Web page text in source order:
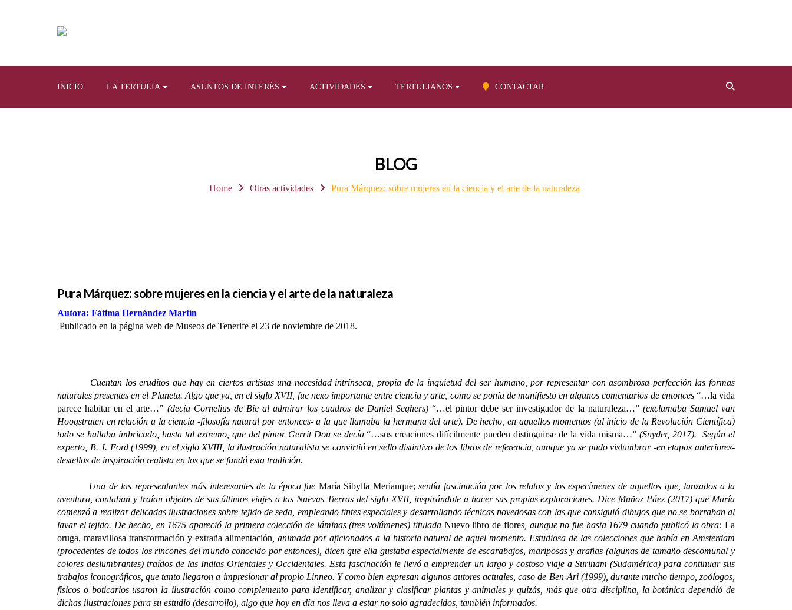
INICIO LA TERTULIA ASUNTOS DE INTERÉS ACTIVIDADES TERTULIANOS CONTACTAR
BLOG
Home Otras actividades Pura Márquez: sobre mujeres en la ciencia y el arte de la naturaleza
Pura Márquez: sobre mujeres en la ciencia y el arte de la naturaleza
Autora: Fátima Hernández Martín
Publicado en la página web de Museos de Tenerife el 23 de noviembre de 2018.
Cuentan los eruditos que hay en ciertos artistas una necesidad intrínseca, propia de la inquietud del ser humano, por representar con asombrosa perfección las formas
naturales presentes en el Planeta. Algo que ya, en el siglo XVII, fue nexo importante entre ciencia y arte, como se ponía de manifiesto en algunos comentarios de entonces “…la vida
parece habitar en el arte…” (decía Cornelius de Bie al admirar los cuadros de Daniel Seghers) “…el pintor debe ser investigador de la naturaleza…”(exclamaba Samuel van
Hoogstraten en relación a la ciencia -filosofía natural por entonces- a la que llamaba la hermana del arte). De hecho, en aquellos momentos (al inicio de la Revolución Científica)
todo se hallaba imbricado, hasta tal extremo, que del pintor Gerrit Dou se decía“…sus creaciones difícilmente pueden distinguirse de la vida misma…” (Snyder, 2017). Según el
experto, B. J. Ford (1999), en el siglo XVIII, la ilustración naturalista se convirtió en sello distintivo de los libros de referencia, aunque ya se pudo vislumbrar -en etapas anteriores-
destellos de inspiración realista en los que se fundó esta tradición.
Una de las representantes más interesantes de la época fue María Sibylla Merianque; sentía fascinación por los relatos y los especímenes de aquellos que, lanzados a la
aventura, contaban y traían objetos de sus últimos viajes a las Nuevas Tierras del siglo XVII, inspirándole a hacer sus propias exploraciones. Dice Muñoz Páez (2017) que María
comenzó a realizar delicadas ilustraciones sobre tejido de seda, empleando tintes especiales y desarrollando técnicas novedosas con las que consiguió dibujos que no se borraban al
lavar el tejido. De hecho, en 1675 apareció la primera colección de láminas (tres volúmenes) titulada Nuevo libro de flores, aunque no fue hasta 1679 cuando publicó la obra:La
oruga, maravillosa transformación y extraña alimentación , animada por aficionados a la historia natural de aquel momento. Estudiosa de las colecciones que había en Amsterdam
(procedentes de todos los rincones del mundo conocido por entonces), dicen que ella gustaba especialmente de escarabajos, mariposas y arañas (algunas de tamaño descomunal y
colores deslumbrantes) traídos de las Indias Orientales y Occidentales. Esta fascinación le llevó a emprender un largo y costoso viaje a Surinam (Sudamérica) para continuar sus
trabajos iconográficos, que tanto llegaron a impresionar al propio Linneo. Y como bien expresan algunos autores actuales, caso de Ben-Ari (1999), durante mucho tiempo, zoólogos,
físicos o boticarios usaron la ilustración como complemento para identificar, analizar y clasificar plantas y animales y quizás, más que otra disciplina, la botánica dependió de
dichas ilustraciones para su estudio (desarrollo), algo que hoy en día nos lleva a estar no solo agradecidos, también informados.